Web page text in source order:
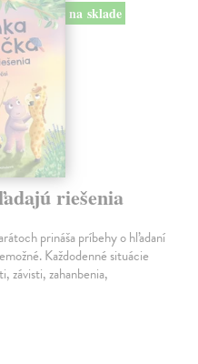
na sklade
riešenia
prináša príbehy o hľadaní
Každodenné situácie
závisti, zahanbenia,